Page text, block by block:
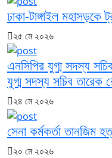
ঢাকা-টাঙ্গাইল মহাসড়কে
২৫ মে ২০২৬
এনসিপির যুগ্ম সদস্য
যুগ্ম সদস্য সচিব তারেক
২৪ মে ২০২৬
সেনা কর্মকর্তা তানজিম
২০ মে ২০২৬